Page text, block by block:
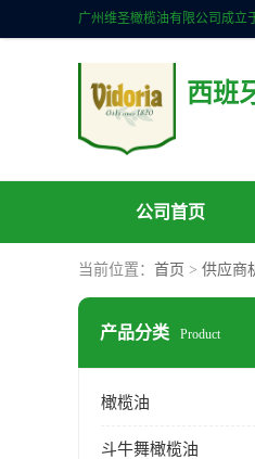
西班
公司首页
当前位置： 首页 > 供应商
产品分类 Product
橄榄油
斗牛舞橄榄油